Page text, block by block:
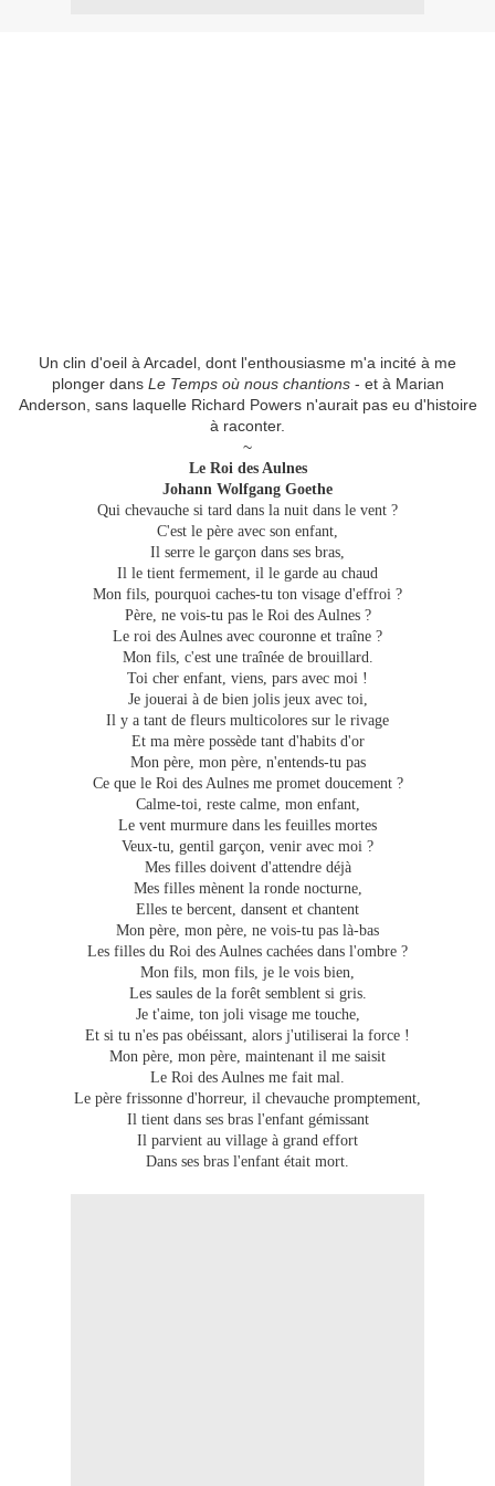
Un clin d'oeil à Arcadel, dont l'enthousiasme m'a incité à me
plonger dans Le Temps où nous chantions - et à Marian
Anderson, sans laquelle Richard Powers n'aurait pas eu d'histoire
à raconter.
~
Le Roi des Aulnes
Johann Wolfgang Goethe
Qui chevauche si tard dans la nuit dans le vent ?
C'est le père avec son enfant,
Il serre le garçon dans ses bras,
Il le tient fermement, il le garde au chaud
Mon fils, pourquoi caches-tu ton visage d'effroi ?
Père, ne vois-tu pas le Roi des Aulnes ?
Le roi des Aulnes avec couronne et traîne ?
Mon fils, c'est une traînée de brouillard.
Toi cher enfant, viens, pars avec moi !
Je jouerai à de bien jolis jeux avec toi,
Il y a tant de fleurs multicolores sur le rivage
Et ma mère possède tant d'habits d'or
Mon père, mon père, n'entends-tu pas
Ce que le Roi des Aulnes me promet doucement ?
Calme-toi, reste calme, mon enfant,
Le vent murmure dans les feuilles mortes
Veux-tu, gentil garçon, venir avec moi ?
Mes filles doivent d'attendre déjà
Mes filles mènent la ronde nocturne,
Elles te bercent, dansent et chantent
Mon père, mon père, ne vois-tu pas là-bas
Les filles du Roi des Aulnes cachées dans l'ombre ?
Mon fils, mon fils, je le vois bien,
Les saules de la forêt semblent si gris.
Je t'aime, ton joli visage me touche,
Et si tu n'es pas obéissant, alors j'utiliserai la force !
Mon père, mon père, maintenant il me saisit
Le Roi des Aulnes me fait mal.
Le père frissonne d'horreur, il chevauche promptement,
Il tient dans ses bras l'enfant gémissant
Il parvient au village à grand effort
Dans ses bras l'enfant était mort.